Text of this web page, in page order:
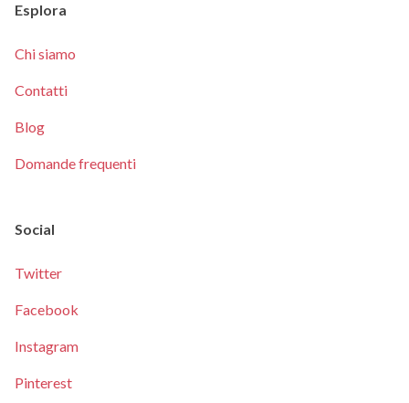
Esplora
Chi siamo
Contatti
Blog
Domande frequenti
Social
Twitter
Facebook
Instagram
Pinterest